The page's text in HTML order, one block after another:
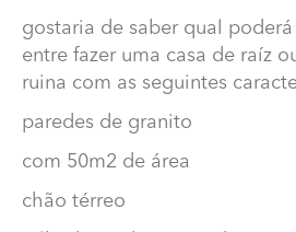
gostaria de saber qual poderá
entre fazer uma casa de raíz
ruina com as seguintes
paredes de granito
com 50m2 de área
chão térreo